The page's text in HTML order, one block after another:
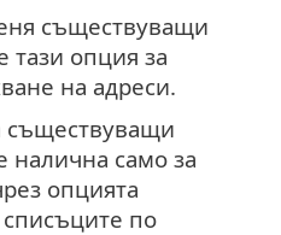
съществуващи
тази опция за
на адреси.
съществуващи
налична само за
опцията
по